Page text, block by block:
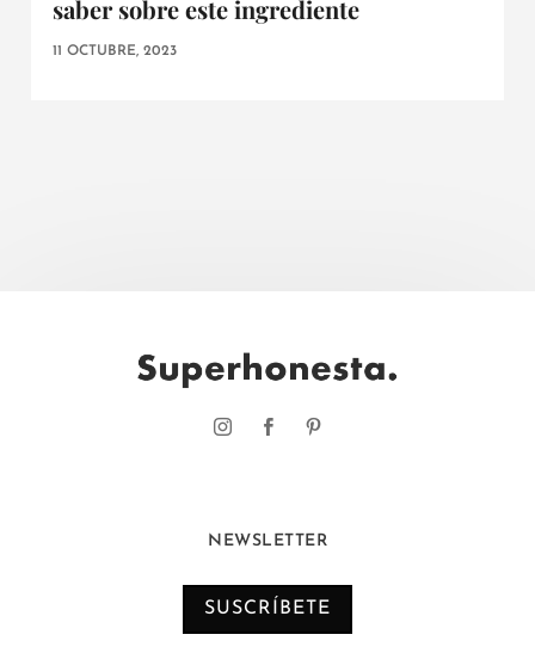
saber sobre este ingrediente
11 OCTUBRE, 2023
NEWSLETTER
SUSCRÍBETE